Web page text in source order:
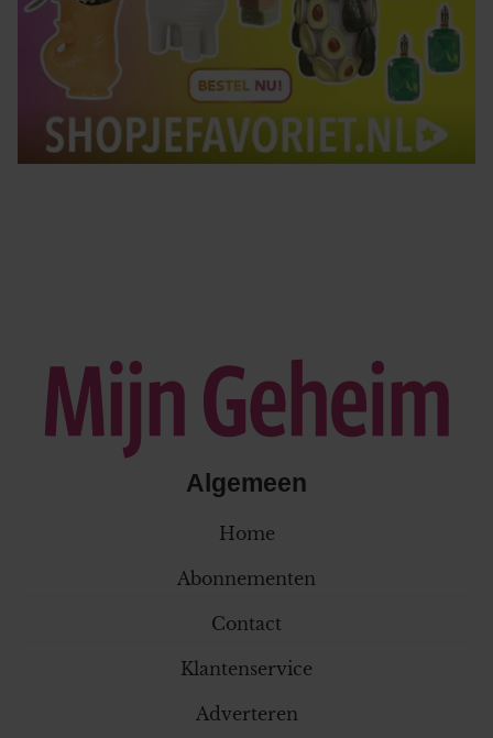
Algemeen
Home
Abonnementen
Contact
Klantenservice
Adverteren